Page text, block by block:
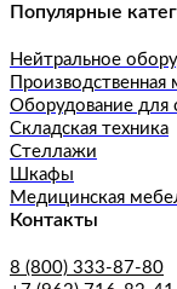
Популярные
Нейтральное
Производственная
Оборудование для
Складская техника
Стеллажи
Шкафы
Медицинская
Контакты
8 (800) 333-87-80